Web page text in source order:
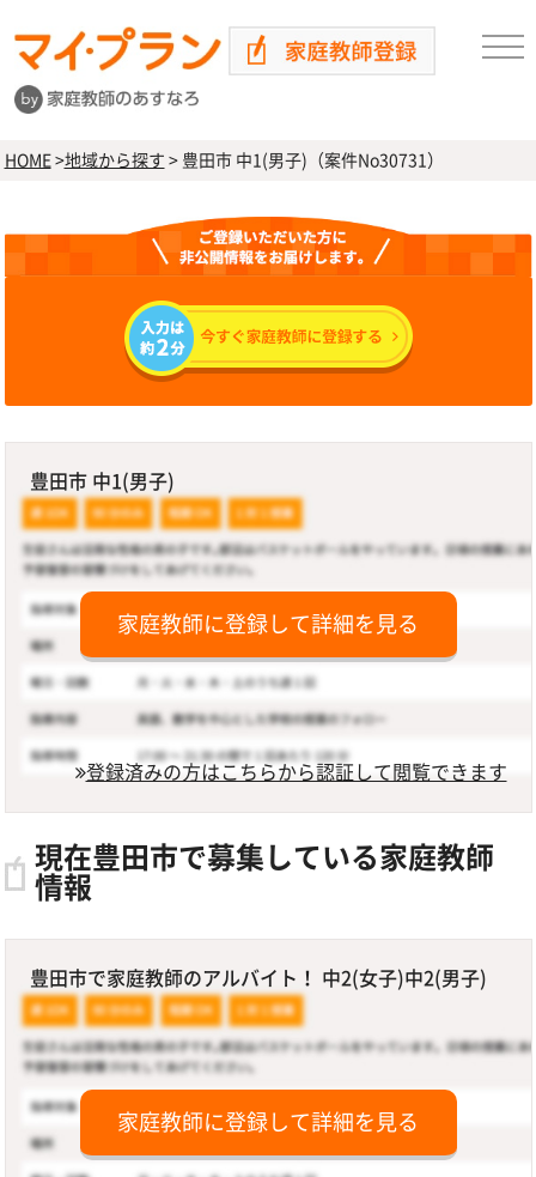
HOME>地域から探す >豊田市 中1(男子)（案件No30731）
豊田市 中1(男子)
家庭教師に登録して詳細を見る
登録済みの方はこちらから認証して閲覧できます
現在豊田市で募集している家庭教師
情報
豊田市で家庭教師のアルバイト！ 中2(女子)中2(男子)
家庭教師に登録して詳細を見る